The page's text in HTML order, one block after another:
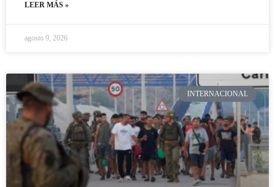
LEER MÁS »
agosto 9, 2026
INTERNACIONAL